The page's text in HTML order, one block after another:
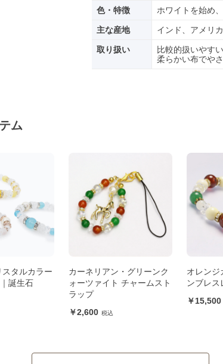
色・特徴 ホワイトを始め
主な産地 インド、アメリ
取り扱い
比較的扱いやす
柔らかい布でや
ム
スタルカラー
誕生石
カーネリアン・グリーンク
ォーツァイト チャームスト
ラップ
2,600
オレンジ
ンブレス
15,500